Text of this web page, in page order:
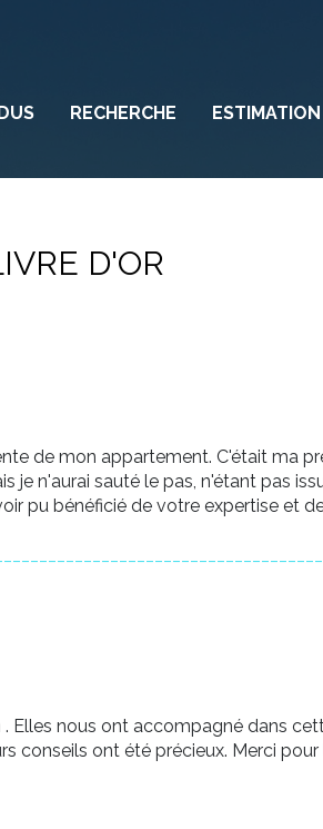
RECHERCHE ESTIMATION
D'OR
de mon appartement. C'était ma
n'aurai sauté le pas, n'étant pas
pu bénéficié de votre expertise et
nous ont accompagné dans
conseils ont été précieux. Merci